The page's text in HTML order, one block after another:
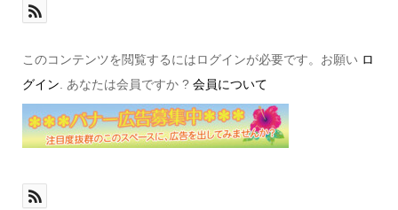
このコンテンツを閲覧するにはログインが必要です。お願い ロ
グイン . あなたは会員ですか ? 会員について